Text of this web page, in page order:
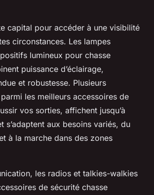
capital pour accéder à une visibilité
circonstances. Les lampes
lumineux pour chasse
puissance d’éclairage,
et robustesse. Plusieurs
les meilleurs accessoires de
vos sorties, affichent jusqu’à
s’adaptent aux besoins variés, du
à la marche dans des zones
les radios et talkies-walkies
de sécurité chasse